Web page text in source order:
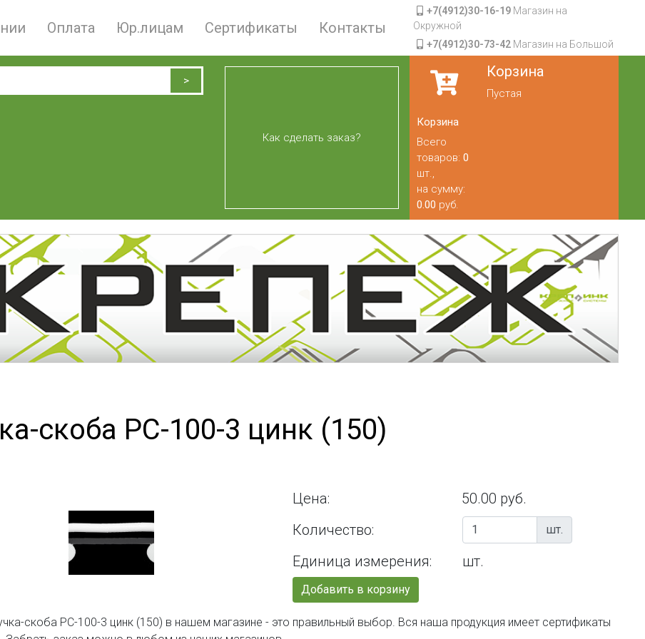
Оплата Юр.лицам Сертификаты Контакты
+7(4912)30-16-19Магазин на
Окружной
+7(4912)30-73-42Магазин на Большой
Как сделать заказ?
Корзина
Пустая
Корзина
Всего
товаров: 0
шт.,
на сумму:
0.00 руб.
скоба РС-100-3 цинк (150)
Цена:
50.00 руб.
Количество:
шт.
Единица измерения: шт.
Добавить в корзину
скоба РС-100-3 цинк (150) в нашем магазине - это правильный выбор. Вся наша продукция имеет сертификаты